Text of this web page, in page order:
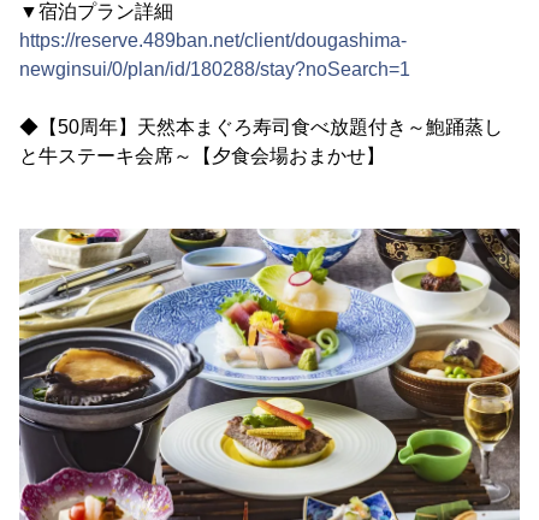
▼宿泊プラン詳細
https://reserve.489ban.net/client/dougashima-
newginsui/0/plan/id/180288/stay?noSearch=1
◆【50周年】天然本まぐろ寿司食べ放題付き～鮑踊蒸し
と牛ステーキ会席～【夕食会場おまかせ】